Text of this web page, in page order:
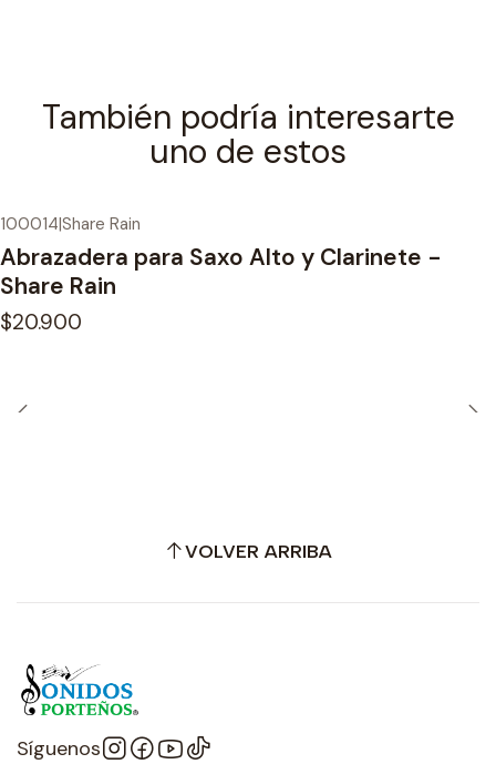
También podría interesarte
uno de estos
100014|Share Rain
Abrazadera para Saxo Alto y Clarinete -
Share Rain
$20.900
VOLVER ARRIBA
Síguenos